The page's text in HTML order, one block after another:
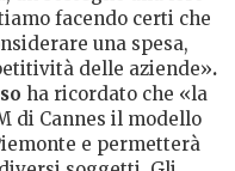
facendo certi che
una spesa,
delle aziende».
ha ricordato che «la
di Cannes il modello
e permetterà